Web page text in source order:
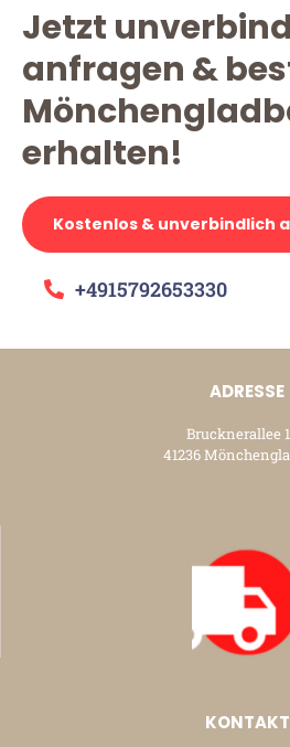
Jetzt
anfragen &
erhalten!
Kostenlos & unverbindlich
+4915792653330
ADRESSE
Brucknerallee
41236
KONTAKT